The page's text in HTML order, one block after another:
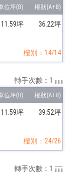
11.59坪 36.22坪
樓別：14/14
11.59坪 39.52坪
樓別：24/26
轉手次數：1
轉手次數：1